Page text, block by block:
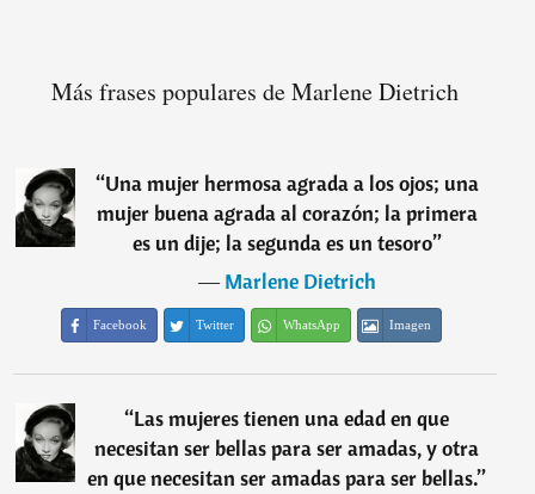
Más frases populares de Marlene Dietrich
“Una mujer hermosa agrada a los ojos; una
mujer buena agrada al corazón; la primera
es un dije; la segunda es un tesoro”
―Marlene Dietrich
Facebook Twitter WhatsApp Imagen
“Las mujeres tienen una edad en que
necesitan ser bellas para ser amadas, y otra
en que necesitan ser amadas para ser bellas.”